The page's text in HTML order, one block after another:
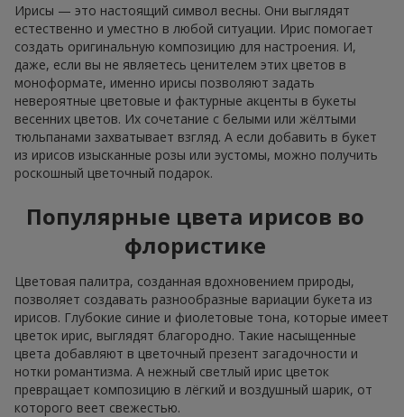
Ирисы — это настоящий символ весны. Они выглядят
естественно и уместно в любой ситуации. Ирис помогает
создать оригинальную композицию для настроения. И,
даже, если вы не являетесь ценителем этих цветов в
моноформате, именно ирисы позволяют задать
невероятные цветовые и фактурные акценты в букеты
весенних цветов. Их сочетание с белыми или жёлтыми
тюльпанами захватывает взгляд. А если добавить в букет
из ирисов изысканные розы или эустомы, можно получить
роскошный цветочный подарок.
Популярные цвета ирисов во
флористике
Цветовая палитра, созданная вдохновением природы,
позволяет создавать разнообразные вариации букета из
ирисов. Глубокие синие и фиолетовые тона, которые имеет
цветок ирис, выглядят благородно. Такие насыщенные
цвета добавляют в цветочный презент загадочности и
нотки романтизма. А нежный светлый ирис цветок
превращает композицию в лёгкий и воздушный шарик, от
которого веет свежестью.